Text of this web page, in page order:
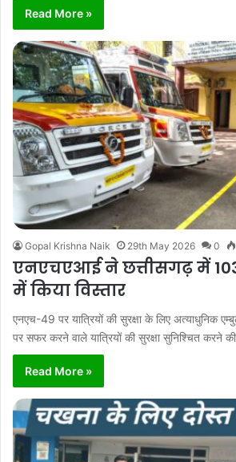
Read More »
Gopal Krishna Naik 29th May 2026 0
एनएचएआई ने छत्तीसगढ़ में
में किया विस्तार
एनएच-49 पर यात्रियों की सुरक्षा के लिए अत्याधुनिक
पर सफर करने वाले यात्रियों की सुरक्षा सुनिश्चित करने
Read More »